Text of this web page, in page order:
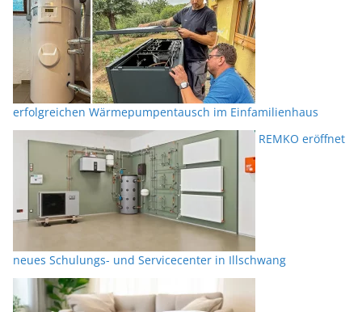
erfolgreichen Wärmepumpentausch im Einfamilienhaus
REMKO eröffnet
neues Schulungs- und Servicecenter in Illschwang